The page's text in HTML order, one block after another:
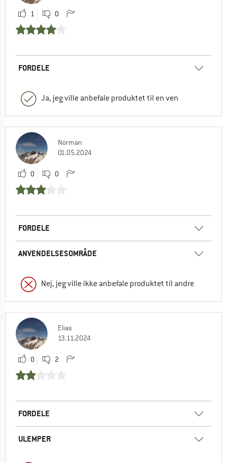
1 0
FORDELE
Ja, jeg ville anbefale produktet til en ven
Norman
01.05.2024
0 0
FORDELE
ANVENDELSESOMRÅDE
Nej, jeg ville ikke anbefale produktet til andre
Elias
13.11.2024
0 2
FORDELE
ULEMPER